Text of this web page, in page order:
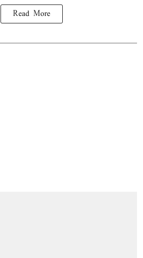
Read More